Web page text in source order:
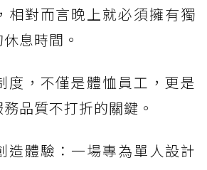
相對而言晚上就必須擁有獨
息時間。
度，不僅是體恤員工，更是
品質不打折的關鍵。
造體驗：一場專為單人設計